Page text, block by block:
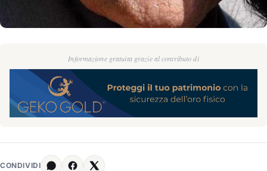
Informazione gratuita grazie al contributo di
CONDIVIDI